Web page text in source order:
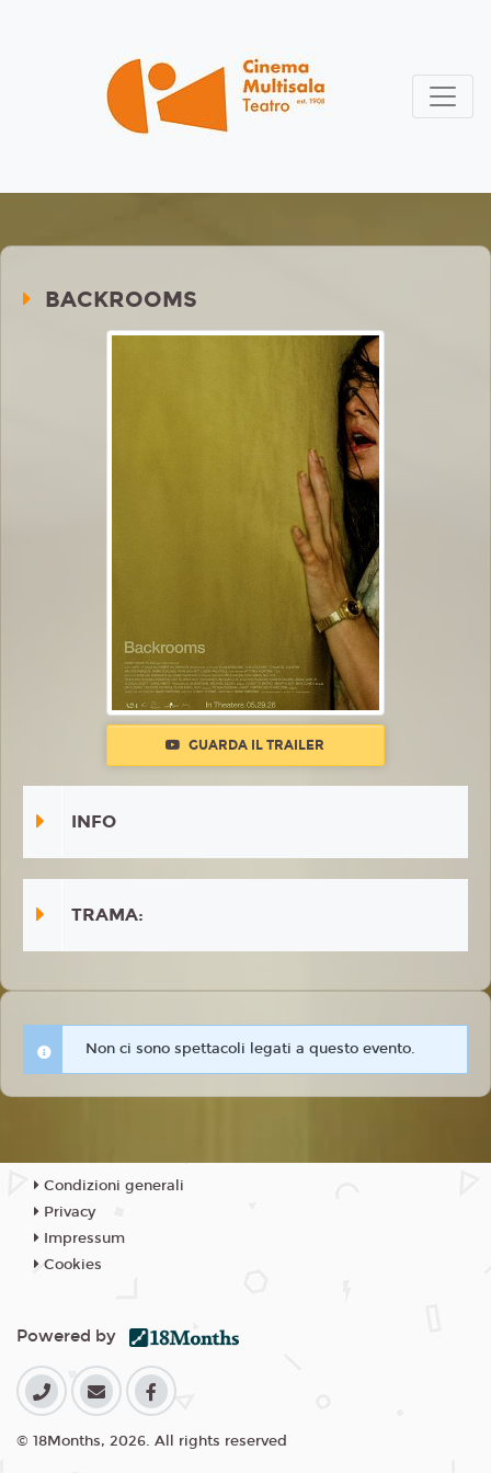
BACKROOMS
GUARDA IL TRAILER
INFO
TRAMA:
Non ci sono spettacoli legati a questo evento.
Condizioni generali
Privacy
Impressum
Cookies
Powered by
© 18Months, 2026. All rights reserved